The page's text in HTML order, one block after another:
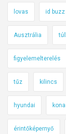
lovas id buzz
Ausztrália
figyelemelterelés
tűz kilincs
hyundai kona
érintőképernyő